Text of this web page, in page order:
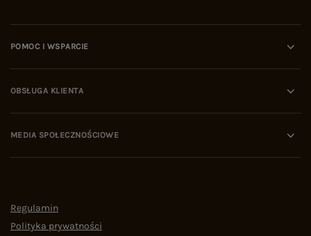
POMOC I WSPARCIE
OBSŁUGA KLIENTA
MEDIA SPOŁECZNOŚCIOWE
Regulamin
Polityka prywatności